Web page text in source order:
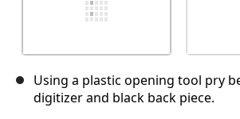
Using a plastic opening tool pry
digitizer and black back piece.